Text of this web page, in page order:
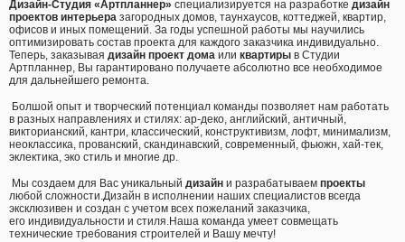
Дизайн-Студия «Артпланнер» специализируется на разработке дизайн
проектов интерьера загородных домов, таунхаусов, коттеджей, квартир,
офисов и иных помещений. За годы успешной работы мы научились
оптимизировать состав проекта для каждого заказчика индивидуально.
Теперь, заказывая дизайн проект дома или квартиры в Студии
Артпланнер, Вы гарантировано получаете абсолютно все необходимое
для дальнейшего ремонта.
Болшой опыт и творческий потенциал команды позволяет нам работать
в разных направлениях и стилях: ар-деко, английский, античный,
викторианский, кантри, классический, конструктивизм, лофт, минимализм,
неоклассика, прованский, скандинавский, современный, фьюжн, хай-тек,
эклектика, эко стиль и многие др.
Мы создаем для Вас уникальный дизайн и разрабатываем проекты
любой сложности.Дизайн в исполнении наших специалистов всегда
эксклюзивен и создан с учетом всех пожеланий заказчика,
его индивидуальности и стиля.Наша команда умеет совмещать
технические требования строителей и Вашу мечту!